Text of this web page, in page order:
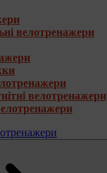
велотренажери
велотренажери